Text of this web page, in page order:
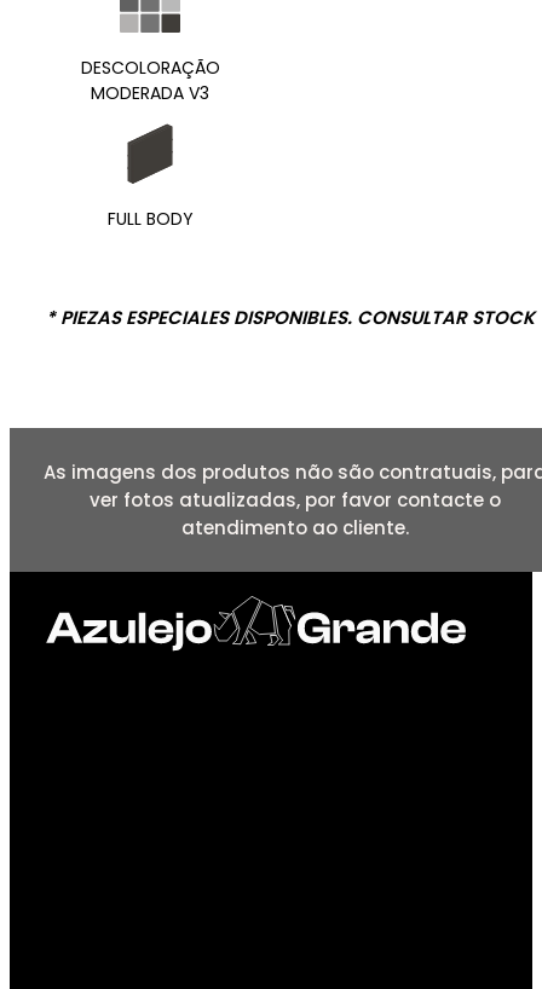
DESCOLORAÇÃO
MODERADA V3
FULL BODY
* PIEZAS ESPECIALES DISPONIBLES. CONSULTAR STOCK
As imagens dos produtos não são contratuais,
ver fotos atualizadas, por favor contacte o
atendimento ao cliente.